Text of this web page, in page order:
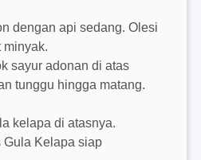
dengan api sedang. Olesi
minyak.
sayur adonan di atas
tunggu hingga matang.
kelapa di atasnya.
Gula Kelapa siap